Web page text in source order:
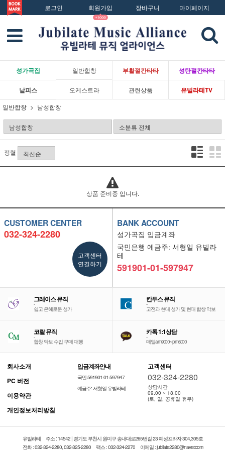
로그인 회원가입 장바구니 마이페이지
성가곡집 일반합창 부활절칸타타 성탄절칸타타
낱피스 오케스트라 관련상품 유빌라테TV
일반합창 남성합창
정렬
상품 준비중 입니다.
CUSTOMER CENTER
032-324-2280
고객센터
연결하기
BANK ACCOUNT
성가곡집 입금계좌
국민은행 예금주: 서형일 유빌라
테
591901-01-597947
그레이스 뮤직
-
쉽고 은혜로운 성가
칸투스 뮤직
-
고전과 현대 성가 및 현대 합창 악보
코랄 뮤직
-
합창 악보 수입 구매 대행
카톡 1:1상담
-
매일am9:00~pm6:00
회사소개
PC 버전
이용약관
개인정보처리방침
입금계좌안내
국민 591901-01-597947
예금주: 서형일 유빌라테
고객센터
032-324-2280
상담시간
09:00 ~ 18:00
(토, 일, 공휴일 휴무)
유빌라테
주소 : 14542 | 경기도 부천시 원미구 송내대로265번길 23 예성프라자 304,305호
전화 : 032-324-2280, 032-325-2280
팩스 : 032-324-2270 이메일 : jubilate2280@naver.com